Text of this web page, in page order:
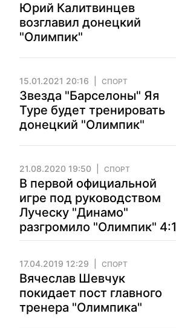
Юрий Калитвинцев
возглавил донецкий
"Олимпик"
15.01.2021 20:16 СПОРТ
Звезда "Барселоны" Яя
Туре будет тренировать
донецкий "Олимпик"
21.08.2020 19:50 СПОРТ
В первой официальной
игре под руководством
Луческу "Динамо"
разгромило "Олимпик" 4:1
17.04.2019 12:29 СПОРТ
Вячеслав Шевчук
покидает пост главного
тренера "Олимпика"